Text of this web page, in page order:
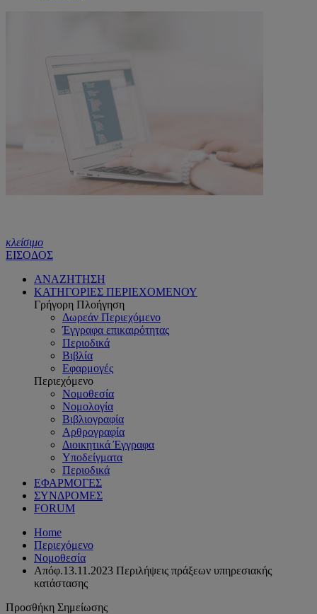
κλείσιμο
ΕΙΣΟΔΟΣ
ΑΝΑΖΗΤΗΣΗ
ΚΑΤΗΓΟΡΙΕΣ ΠΕΡΙΕΧΟΜΕΝΟΥ
Γρήγορη Πλοήγηση
Δωρεάν Περιεχόμενο
Έγγραφα επικαιρότητας
Περιοδικά
Βιβλία
Εφαρμογές
Περιεχόμενο
Νομοθεσία
Νομολογία
Βιβλιογραφία
Αρθρογραφία
Διοικητικά Έγγραφα
Υποδείγματα
Περιοδικά
ΕΦΑΡΜΟΓΕΣ
ΣΥΝΔΡΟΜΕΣ
FORUM
Home
Περιεχόμενο
Νομοθεσία
Απόφ.13.11.2023 Περιλήψεις πράξεων υπηρεσιακής
κατάστασης
Προσθήκη Σημείωσης